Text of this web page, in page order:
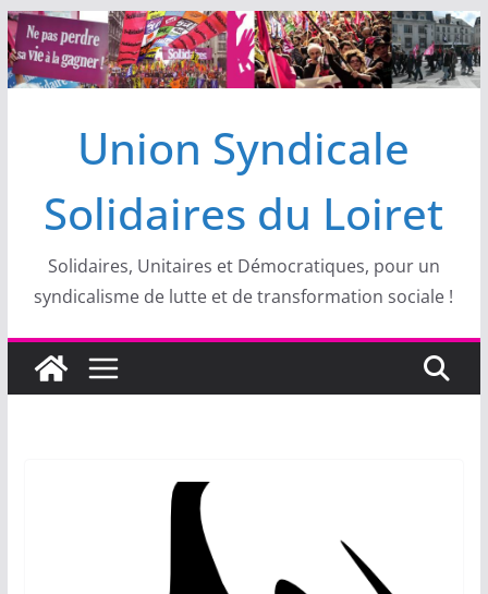
Passer
au
contenu
Union Syndicale
Solidaires du Loiret
Solidaires, Unitaires et Démocratiques, pour un
syndicalisme de lutte et de transformation sociale !